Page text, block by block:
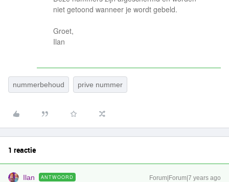
niet getoond wanneer je wordt gebeld.
Groet,
Ilan
nummerbehoud prive nummer
1 reactie
Ilan ANTWOORD Forum|Forum|7 years ago